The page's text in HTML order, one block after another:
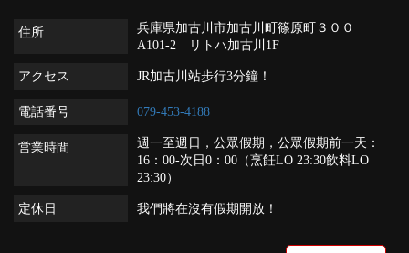
住所
兵庫県加古川市加古川町篠原町３００
A101-2 リトハ加古川1F
アクセス JR加古川站步行3分鐘！
電話番号 079-453-4188
営業時間
週一至週日，公眾假期，公眾假期前一天：
16：00-次日0：00（烹飪LO 23:30飲料LO
23:30）
定休日 我們將在沒有假期開放！